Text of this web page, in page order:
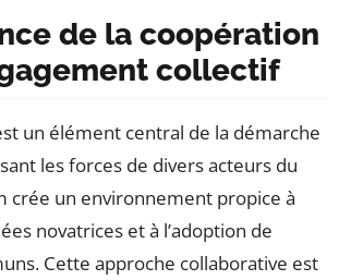
de la coopération
collectif
un élément central de la démarche
les forces de divers acteurs du
crée un environnement propice à
novatrices et à l’adoption de
Cette approche collaborative est